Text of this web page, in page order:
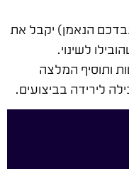
הנאמן) יקבל את
לשינוי.
ותוסיף המלצה
לירידה בביצועים.